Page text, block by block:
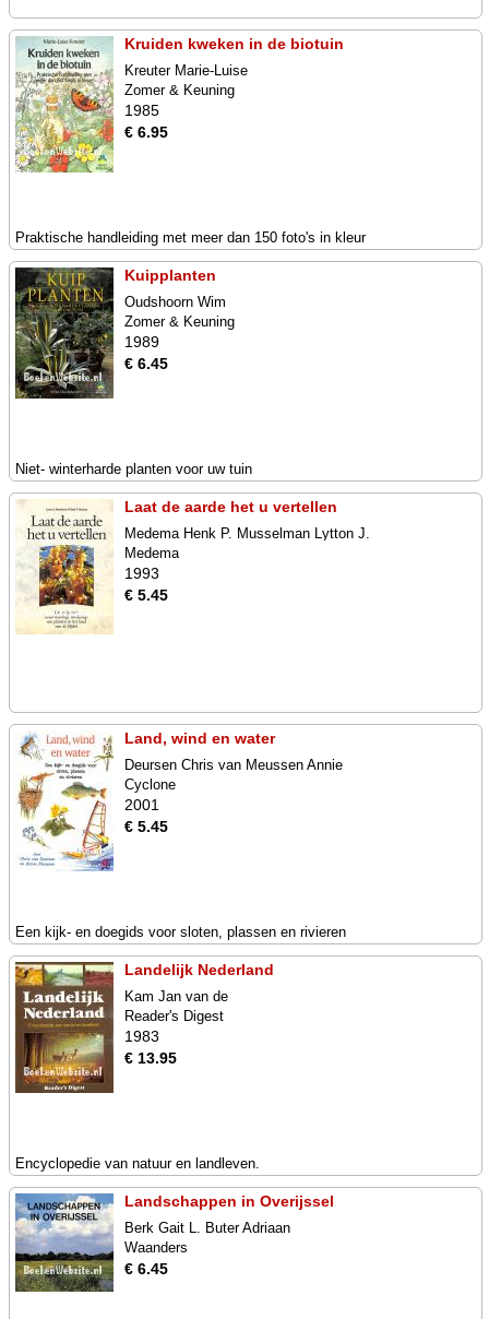
Kruiden kweken in de biotuin
Kreuter Marie-Luise
Zomer & Keuning
1985
€ 6.95
Praktische handleiding met meer dan 150 foto's in kleur
Kuipplanten
Oudshoorn Wim
Zomer & Keuning
1989
€ 6.45
Niet- winterharde planten voor uw tuin
Laat de aarde het u vertellen
Medema Henk P. Musselman Lytton J.
Medema
1993
€ 5.45
Land, wind en water
Deursen Chris van Meussen Annie
Cyclone
2001
€ 5.45
Een kijk- en doegids voor sloten, plassen en rivieren
Landelijk Nederland
Kam Jan van de
Reader's Digest
1983
€ 13.95
Encyclopedie van natuur en landleven.
Landschappen in Overijssel
Berk Gait L. Buter Adriaan
Waanders
€ 6.45